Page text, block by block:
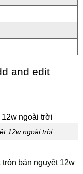
and edit
12w ngoài trời